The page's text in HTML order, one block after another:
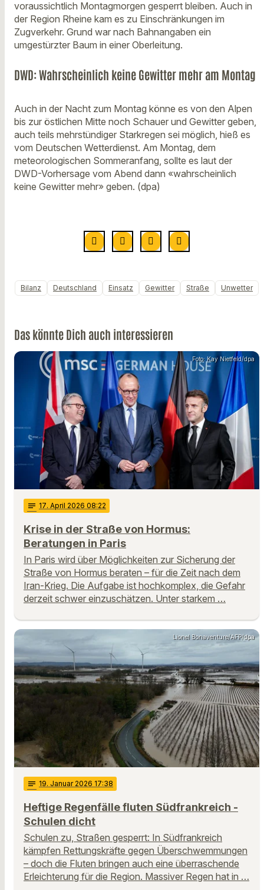
voraussichtlich Montagmorgen gesperrt bleiben. Auch in
der Region Rheine kam es zu Einschränkungen im
Zugverkehr. Grund war nach Bahnangaben ein
umgestürzter Baum in einer Oberleitung.
DWD: Wahrscheinlich keine Gewitter mehr am Montag
Auch in der Nacht zum Montag könne es von den Alpen
bis zur östlichen Mitte noch Schauer und Gewitter geben,
auch teils mehrstündiger Starkregen sei möglich, hieß es
vom Deutschen Wetterdienst. Am Montag, dem
meteorologischen Sommeranfang, sollte es laut der
DWD-Vorhersage vom Abend dann «wahrscheinlich
keine Gewitter mehr» geben. (dpa)
Bilanz Deutschland Einsatz Gewitter Straße Unwetter
Das könnte Dich auch interessieren
Foto: Kay Nietfeld/dpa
notes 17. April 2026 08:22
Krise in der Straße von Hormus:
Beratungen in Paris
In Paris wird über Möglichkeiten zur Sicherung der
Straße von Hormus beraten – für die Zeit nach dem
Iran-Krieg. Die Aufgabe ist hochkomplex, die Gefahr
derzeit schwer einzuschätzen. Unter starkem …
Lionel Bonaventure/AFP/dpa
notes 19. Januar 2026 17:38
Heftige Regenfälle fluten Südfrankreich -
Schulen dicht
Schulen zu, Straßen gesperrt: In Südfrankreich
kämpfen Rettungskräfte gegen Überschwemmungen
– doch die Fluten bringen auch eine überraschende
Erleichterung für die Region. Massiver Regen hat in …